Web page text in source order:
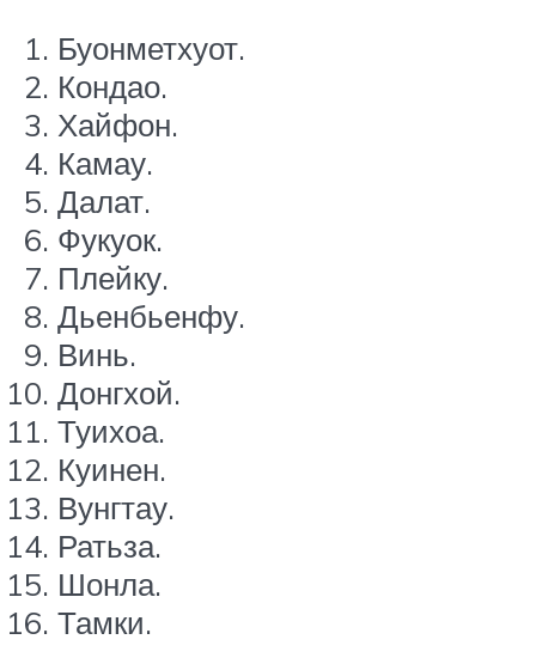
Буонметхуот.
Кондао.
Хайфон.
Камау.
Далат.
Фукуок.
Плейку.
Дьенбьенфу.
Винь.
Донгхой.
Туихоа.
Куинен.
Вунгтау.
Ратьза.
Шонла.
Тамки.